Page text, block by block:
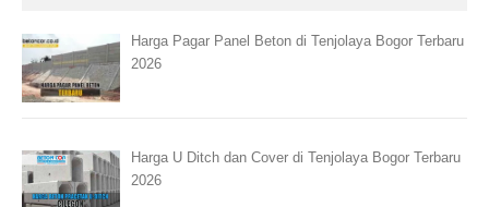
Harga Pagar Panel Beton di Tenjolaya Bogor Terbaru
2026
Harga U Ditch dan Cover di Tenjolaya Bogor Terbaru
2026